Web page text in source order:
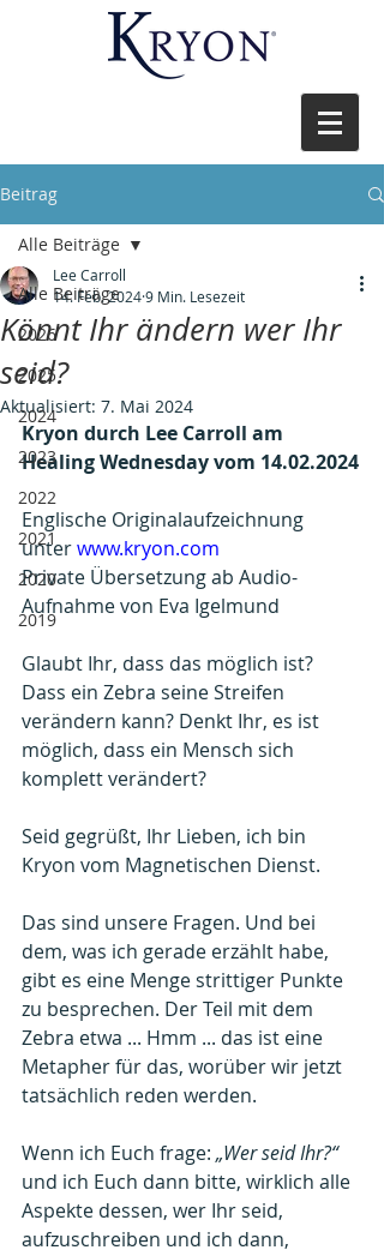
Beitrag
Alle Beiträge
2026
2025
2024
2023
2022
2021
2020
2019
Alle Beiträge
Könnt Ihr ändern wer Ihr
seid?
Lee Carroll
14. Feb. 20249 Min. Lesezeit
Aktualisiert: 7. Mai 2024
Kryon durch Lee Carroll am
Healing Wednesday vom 14.02.2024
Englische Originalaufzeichnung
unter www.kryon.com
Private Übersetzung ab Audio-
Aufnahme von Eva Igelmund
Glaubt Ihr, dass das möglich ist?
Dass ein Zebra seine Streifen
verändern kann? Denkt Ihr, es ist
möglich, dass ein Mensch sich
komplett verändert?
Seid gegrüßt, Ihr Lieben, ich bin
Kryon vom Magnetischen Dienst.
Das sind unsere Fragen. Und bei
dem, was ich gerade erzählt habe,
gibt es eine Menge strittiger Punkte
zu besprechen. Der Teil mit dem
Zebra etwa ... Hmm ... das ist eine
Metapher für das, worüber wir jetzt
tatsächlich reden werden.
Wenn ich Euch frage: „Wer seid Ihr?“
und ich Euch dann bitte, wirklich alle
Aspekte dessen, wer Ihr seid,
aufzuschreiben und ich dann,